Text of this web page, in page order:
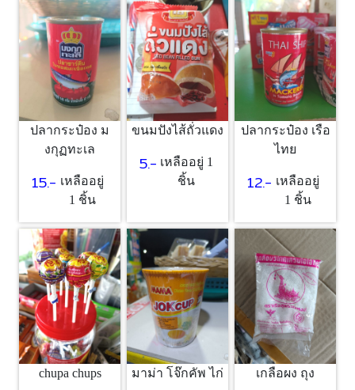
ปลากระป๋อง ม
งกุฏทะเล
15.- เหลืออยู่
1 ชิ้น
ขนมปังไส้ถั่วแดง
5.- เหลืออยู่ 1
ชิ้น
ปลากระป๋อง เรือ
ไทย
12.- เหลืออยู่
1 ชิ้น
chupa chups มาม่า โจ๊กคัพ ไก่ เกลือผง ถุง